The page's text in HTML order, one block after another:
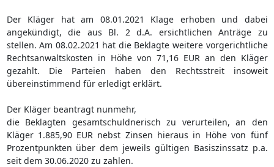
Der Kläger hat am 08.01.2021 Klage erhoben und dabei
angekündigt, die aus Bl. 2 d.A. ersichtlichen Anträge zu
stellen. Am 08.02.2021 hat die Beklagte weitere vorgerichtliche
Rechtsanwaltskosten in Höhe von 71,16 EUR an den Kläger
gezahlt. Die Parteien haben den Rechtsstreit insoweit
übereinstimmend für erledigt erklärt.
Der Kläger beantragt nunmehr,
die Beklagten gesamtschuldnerisch zu verurteilen, an den
Kläger 1.885,90 EUR nebst Zinsen hieraus in Höhe von fünf
Prozentpunkten über dem jeweils gültigen Basiszinssatz p.a.
seit dem 30.06.2020 zu zahlen.